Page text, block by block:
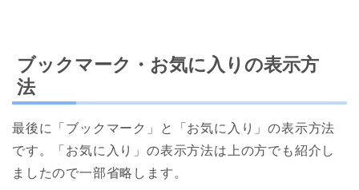
ブックマーク・お気に入りの表示方
法
最後に「ブックマーク」と「お気に入り」の表示方法
です。「お気に入り」の表示方法は上の方でも紹介し
ましたので一部省略します。